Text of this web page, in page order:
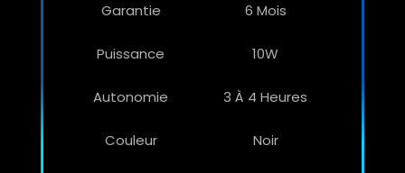
Garantie 6 Mois
Puissance 10W
Autonomie 3 À 4 Heures
Couleur Noir